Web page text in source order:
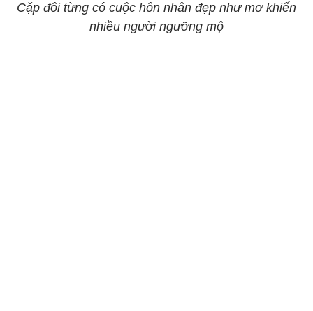
Cặp đôi từng có cuộc hôn nhân đẹp như mơ khiến
nhiều người ngưỡng mộ